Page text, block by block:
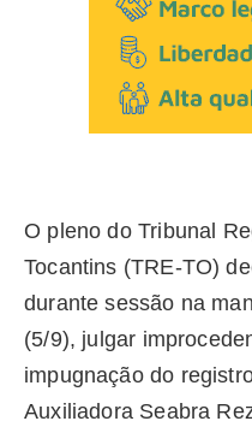
O pleno do Tribunal
Tocantins (TRE-TO)
durante sessão na
(5/9), julgar
impugnação do
Auxiliadora Seabra